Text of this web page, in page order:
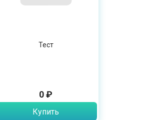
Тест
0 ₽
Купить